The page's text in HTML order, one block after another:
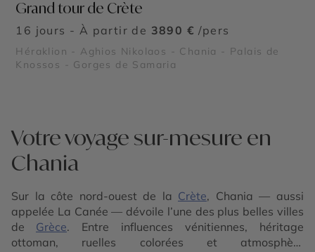
Grand tour de Crète
16 jours - À partir de 3890 € /pers
Héraklion - Aghios Nikolaos - Chania - Palais de
Knossos - Gorges de Samaria
Votre voyage sur-mesure en
Chania
Sur la côte nord-ouest de la Crète, Chania — aussi
appelée La Canée — dévoile l’une des plus belles villes
de Grèce. Entre influences vénitiennes, héritage
ottoman, ruelles colorées et atmosphère